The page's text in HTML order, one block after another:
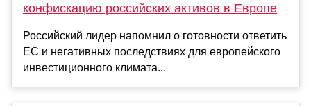
конфискацию российских активов в Европе
Российский лидер напомнил о готовности ответить
ЕС и негативных последствиях для европейского
инвестиционного климата...